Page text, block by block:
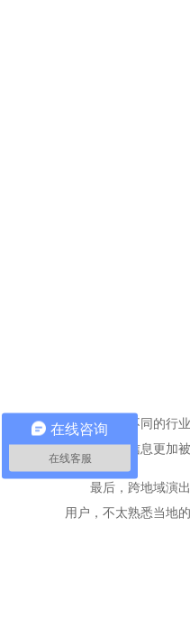
其次，不同的行
大，企业的信息更加
最后，跨地域演
用户，不太熟悉当地
在线咨询
在线客服